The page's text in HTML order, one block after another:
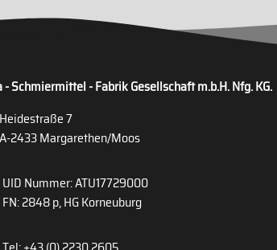
- Schmiermittel - Fabrik Gesellschaft m.b.H. Nfg. KG.
Heidestraße 7
A-2433 Margarethen/Moos
UID Nummer: ATU17729000
FN: 2848 p, HG Korneuburg